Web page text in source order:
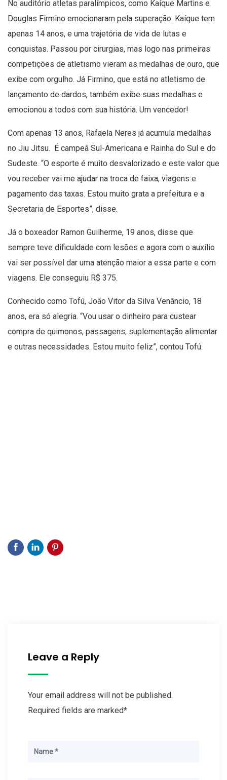
No auditório atletas paralímpicos, como Kaíque Martins e
Douglas Firmino emocionaram pela superação. Kaíque tem
apenas 14 anos, e uma trajetória de vida de lutas e
conquistas. Passou por cirurgias, mas logo nas primeiras
competições de atletismo vieram as medalhas de ouro, que
exibe com orgulho. Já Firmino, que está no atletismo de
lançamento de dardos, também exibe suas medalhas e
emocionou a todos com sua história. Um vencedor!
Com apenas 13 anos, Rafaela Neres já acumula medalhas
no Jiu Jitsu. É campeã Sul-Americana e Rainha do Sul e do
Sudeste. “O esporte é muito desvalorizado e este valor que
vou receber vai me ajudar na troca de faixa, viagens e
pagamento das taxas. Estou muito grata a prefeitura e a
Secretaria de Esportes”, disse.
Já o boxeador Ramon Guilherme, 19 anos, disse que
sempre teve dificuldade com lesões e agora com o auxílio
vai ser possível dar uma atenção maior a essa parte e com
viagens. Ele conseguiu R$ 375.
Conhecido como Tofú, João Vitor da Silva Venâncio, 18
anos, era só alegria. “Vou usar o dinheiro para custear
compra de quimonos, passagens, suplementação alimentar
e outras necessidades. Estou muito feliz”, contou Tofú.
Leave a Reply
Your email address will not be published.
Required fields are marked*